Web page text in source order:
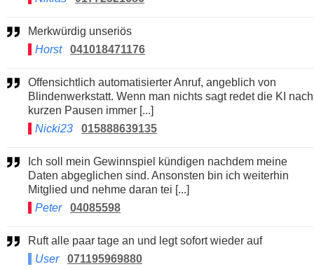
Merkwürdig unseriös
Horst
041018471176
Offensichtlich automatisierter Anruf, angeblich von
Blindenwerkstatt. Wenn man nichts sagt redet die KI nach
kurzen Pausen immer [...]
Nicki23
015888639135
Daten abgeglichen sind. Ansonsten bin ich weiterhin
Mitglied und nehme daran tei [...]
Peter
04085598
Ruft alle paar tage an und legt sofort wieder auf
User
071195969880